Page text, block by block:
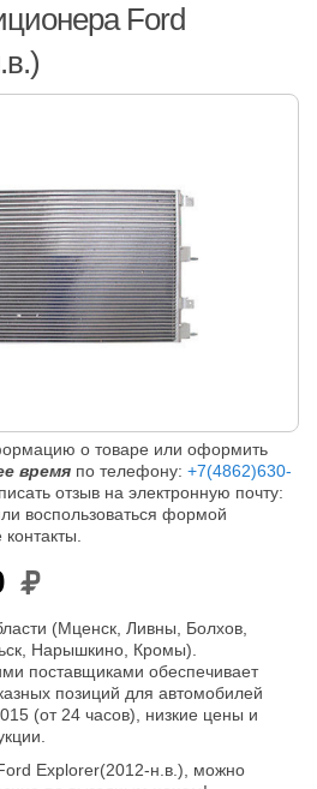
Ford
о товаре или оформить
время по телефону: +7(4862)630-
отзыв на электронную почту:
воспользоваться формой
(Мценск, Ливны, Болхов,
Нарышкино, Кромы).
поставщиками обеспечивает
позиций для автомобилей
(от 24 часов), низкие цены и
Explorer(2012-н.в.), можно